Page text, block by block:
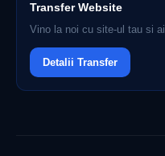
Transfer Website
Vino la noi cu site-ul tau si ai
Detalii Transfer